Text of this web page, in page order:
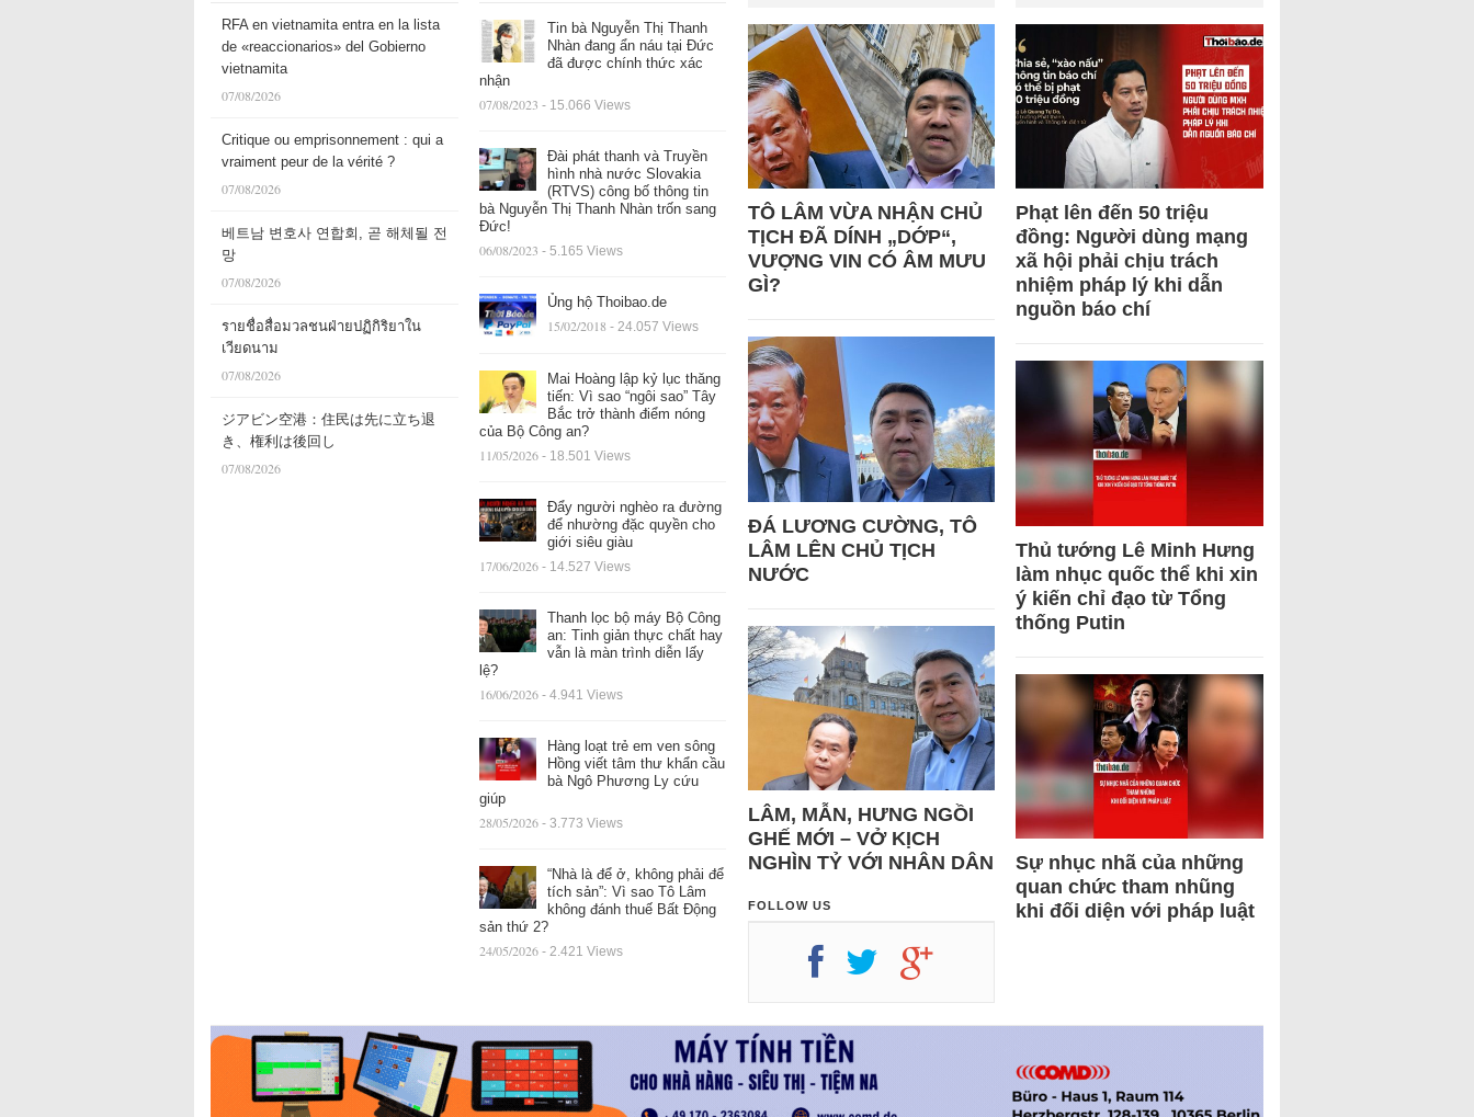
RFA en vietnamita entra en la lista
de «reaccionarios» del Gobierno
vietnamita
07/08/2026
Critique ou emprisonnement : qui a
vraiment peur de la vérité ?
07/08/2026
베트남 변호사 연합회, 곧 해체될 전
망
07/08/2026
รายชื่อสื่อมวลชนฝ่ายปฏิกิริยาใน
เวียดนาม
07/08/2026
ジアビン空港：住民は先に立ち退
き、権利は後回し
07/08/2026
Tin bà Nguyễn Thị Thanh
Nhàn đang ẩn náu tại Đức
đã được chính thức xác
nhận
07/08/2023 - 15.066 Views
Đài phát thanh và Truyền
hình nhà nước Slovakia
(RTVS) công bố thông tin
bà Nguyễn Thị Thanh Nhàn trốn sang
Đức!
06/08/2023 - 5.165 Views
Ủng hộ Thoibao.de
15/02/2018 - 24.057 Views
Mai Hoàng lập kỷ lục thăng
tiến: Vì sao “ngôi sao” Tây
Bắc trở thành điểm nóng
của Bộ Công an?
11/05/2026 - 18.501 Views
Đẩy người nghèo ra đường
để nhường đặc quyền cho
giới siêu giàu
17/06/2026 - 14.527 Views
Thanh lọc bộ máy Bộ Công
an: Tinh giản thực chất hay
vẫn là màn trình diễn lấy
lệ?
16/06/2026 - 4.941 Views
Hàng loạt trẻ em ven sông
Hồng viết tâm thư khẩn cầu
bà Ngô Phương Ly cứu
giúp
28/05/2026 - 3.773 Views
“Nhà là để ở, không phải để
tích sản”: Vì sao Tô Lâm
không đánh thuế Bất Động
sản thứ 2?
24/05/2026 - 2.421 Views
TÔ LÂM VỪA NHẬN CHỦ
TỊCH ĐÃ DÍNH „DỚP“,
VƯỢNG VIN CÓ ÂM MƯU
GÌ?
ĐÁ LƯƠNG CƯỜNG, TÔ
LÂM LÊN CHỦ TỊCH
NƯỚC
LÂM, MẪN, HƯNG NGỒI
GHẾ MỚI – VỞ KỊCH
NGHÌN TỶ VỚI NHÂN DÂN
FOLLOW US
Phạt lên đến 50 triệu
đồng: Người dùng mạng
xã hội phải chịu trách
nhiệm pháp lý khi dẫn
nguồn báo chí
Thủ tướng Lê Minh Hưng
làm nhục quốc thể khi xin
ý kiến chỉ đạo từ Tổng
thống Putin
Sự nhục nhã của những
quan chức tham nhũng
khi đối diện với pháp luật